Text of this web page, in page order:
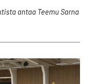
antaa Teemu Sarna